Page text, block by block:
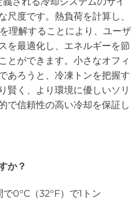
尺度です。熱負荷を計算し、
理解することにより、ユーザ
を最適化し、エネルギーを節
とができます。小さなオフィ
あろうと、冷凍トンを把握す
賢く、より環境に優しいソリ
で信頼性の高い冷却を保証し
か？
0°C（32°F）で1トン